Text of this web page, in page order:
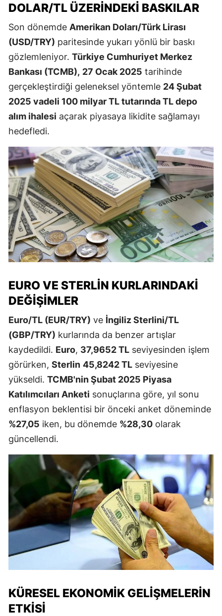
DOLAR/TL ÜZERINDEKI BASKILAR
Son dönemde Amerikan Doları/Türk Lirası
(USD/TRY) paritesinde yukarı yönlü bir baskı
gözlemleniyor. Türkiye Cumhuriyet Merkez
Bankası (TCMB), 27 Ocak 2025 tarihinde
gerçekleştirdiği geleneksel yöntemle 24 Şubat
2025 vadeli 100 milyar TL tutarında TL depo
alım ihalesi açarak piyasaya likidite sağlamayı
hedefledi.
EURO VE STERLIN KURLARINDAKI
DEĞIŞIMLER
Euro/TL (EUR/TRY) ve İngiliz Sterlini/TL
(GBP/TRY) kurlarında da benzer artışlar
kaydedildi. Euro, 37,9652 TL seviyesinden işlem
görürken, Sterlin 45,8242 TL seviyesine
yükseldi. TCMB'nin Şubat 2025 Piyasa
Katılımcıları Anketi sonuçlarına göre, yıl sonu
enflasyon beklentisi bir önceki anket döneminde
%27,05 iken, bu dönemde %28,30 olarak
güncellendi.
KÜRESEL EKONOMIK GELIŞMELERIN
ETKISI